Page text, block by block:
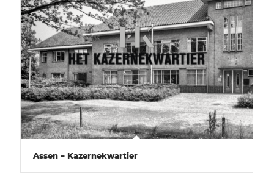
Assen – Kazernekwartier